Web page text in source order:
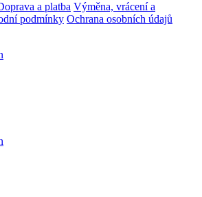
a platba Výměna, vrácení a
podmínky Ochrana osobních údajů